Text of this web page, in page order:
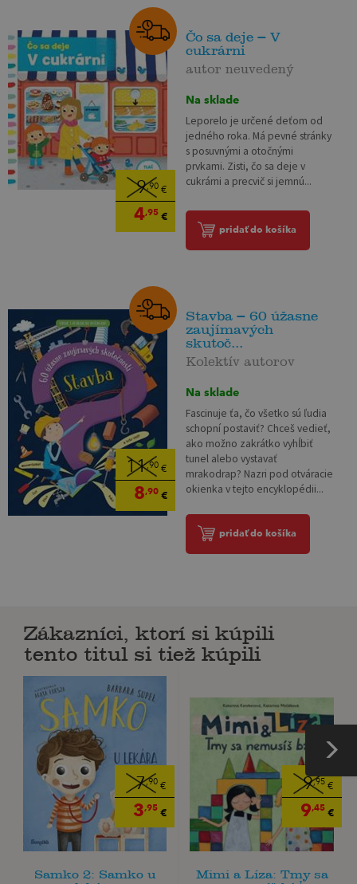
9,90€
4,95€
Čo sa deje – V
cukrárni
autor neuvedený
Na sklade
Leporelo je určené deťom od
jedného roka. Má pevné stránky
s posuvnými a otočnými
prvkami. Zisti, čo sa deje v
cukrárni a precvič si jemnú...
pridať do košíka
11,90€
8,90€
Stavba – 60 úžasne
zaujímavých
skutoč...
Kolektív autorov
Na sklade
Fascinuje ťa, čo všetko sú ľudia
schopní postaviť? Chceš vedieť,
ako možno zakrátko vyhĺbiť
tunel alebo vystavať
mrakodrap? Nazri pod otváracie
okienka v tejto encyklopédii...
pridať do košíka
Zákazníci, ktorí si kúpili
tento titul si tiež kúpili
7,90€
3,95€
Samko 2: Samko u
9,95€
9,45€
Mimi a Líza: Tmy sa